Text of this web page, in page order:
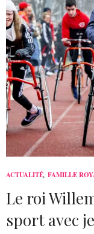
ACTUALITÉ, FAMILLE
Le roi
sport avec